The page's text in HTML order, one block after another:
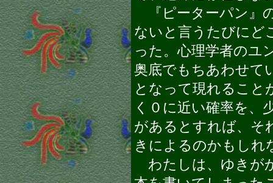
『ピーターパン』
ないと言うたびにど
った。心理学者のユ
奥底でもちあわせて
となって現れること
く０に近い確率を、
があるとすれば、そ
きによるのかもしれ
わたしは、ゆきが